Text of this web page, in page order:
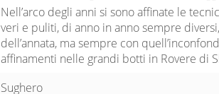
Nell’arco degli anni si sono affinate le
veri e puliti, di anno in anno sempre
dell’annata, ma sempre con
affinamenti nelle grandi botti in Rovere di
Sughero